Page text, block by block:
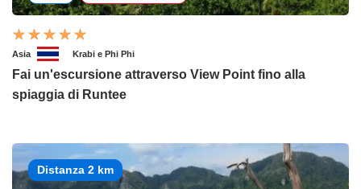
Asia Krabi e Phi Phi
Fai un'escursione attraverso View Point fino alla
spiaggia di Runtee
Distanza 2 km